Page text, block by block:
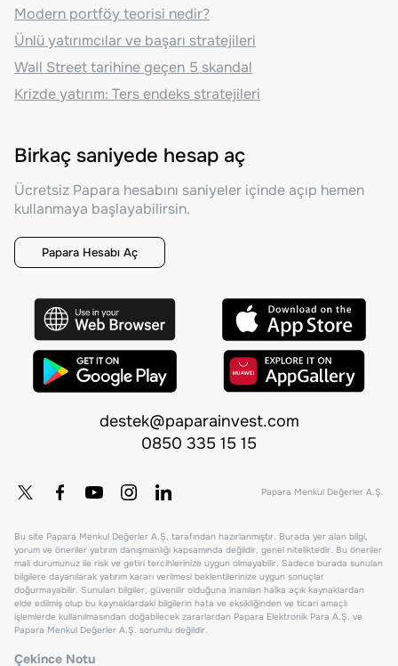
Modern portföy teorisi nedir?
Ünlü yatırımcılar ve başarı stratejileri
Wall Street tarihine geçen 5 skandal
Krizde yatırım: Ters endeks stratejileri
Birkaç saniyede hesap aç
Ücretsiz Papara hesabını saniyeler içinde açıp hemen
kullanmaya başlayabilirsin.
Papara Hesabı Aç
destek@paparainvest.com
0850 335 15 15
Papara Menkul Değerler A.Ş.
Bu site Papara Menkul Değerler A.Ş. tarafından hazırlanmıştır. Burada yer alan bilgi,
yorum ve öneriler yatırım danışmanlığı kapsamında değildir, genel niteliktedir. Bu öneriler
mali durumunuz ile risk ve getiri tercihlerinize uygun olmayabilir. Sadece burada sunulan
bilgilere dayanılarak yatırım kararı verilmesi beklentilerinize uygun sonuçlar
doğurmayabilir. Sunulan bilgiler, güvenilir olduğuna inanılan halka açık kaynaklardan
elde edilmiş olup bu kaynaklardaki bilgilerin hata ve eksikliğinden ve ticari amaçlı
işlemlerde kullanılmasından doğabilecek zararlardan Papara Elektronik Para A.Ş. ve
Papara Menkul Değerler A.Ş. sorumlu değildir.
Çekince Notu